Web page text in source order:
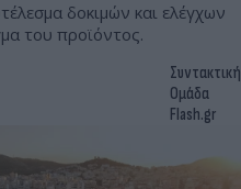
δοκιμών και ελέγχων
του προϊόντος.
Συντακτική
Ομάδα
Flash.gr